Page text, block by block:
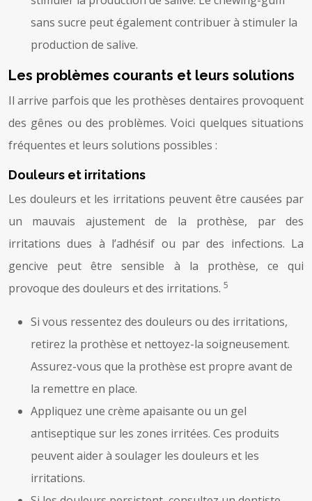
sans sucre peut également contribuer à stimuler la
production de salive.
Les problèmes courants et leurs solutions
Il arrive parfois que les prothèses dentaires provoquent
des gênes ou des problèmes. Voici quelques situations
fréquentes et leurs solutions possibles :
Douleurs et irritations
Les douleurs et les irritations peuvent être causées par
un mauvais ajustement de la prothèse, par des
irritations dues à l’adhésif ou par des infections. La
gencive peut être sensible à la prothèse, ce qui
provoque des douleurs et des irritations. 5
Si vous ressentez des douleurs ou des irritations,
retirez la prothèse et nettoyez-la soigneusement.
Assurez-vous que la prothèse est propre avant de
la remettre en place.
Appliquez une crème apaisante ou un gel
antiseptique sur les zones irritées. Ces produits
peuvent aider à soulager les douleurs et les
irritations.